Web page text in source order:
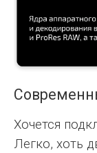
Хочется
Легко, хоть